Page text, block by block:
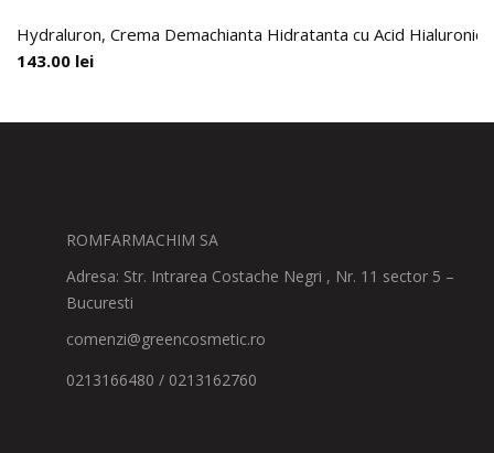
Hydraluron, Crema Demachianta Hidratanta cu Acid
143.00 lei
ROMFARMACHIM SA
Adresa: Str. Intrarea Costache Negri , Nr. 11 sector 5 –
Bucuresti
comenzi@greencosmetic.ro
0213166480 / 0213162760